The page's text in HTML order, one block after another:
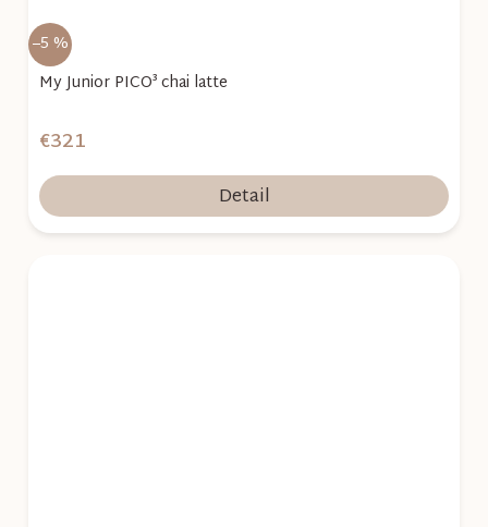
–5 %
My Junior PICO³ chai latte
€321
Detail